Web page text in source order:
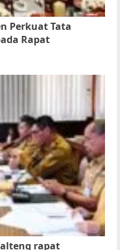
Perkuat Tata
Rapat
rapat